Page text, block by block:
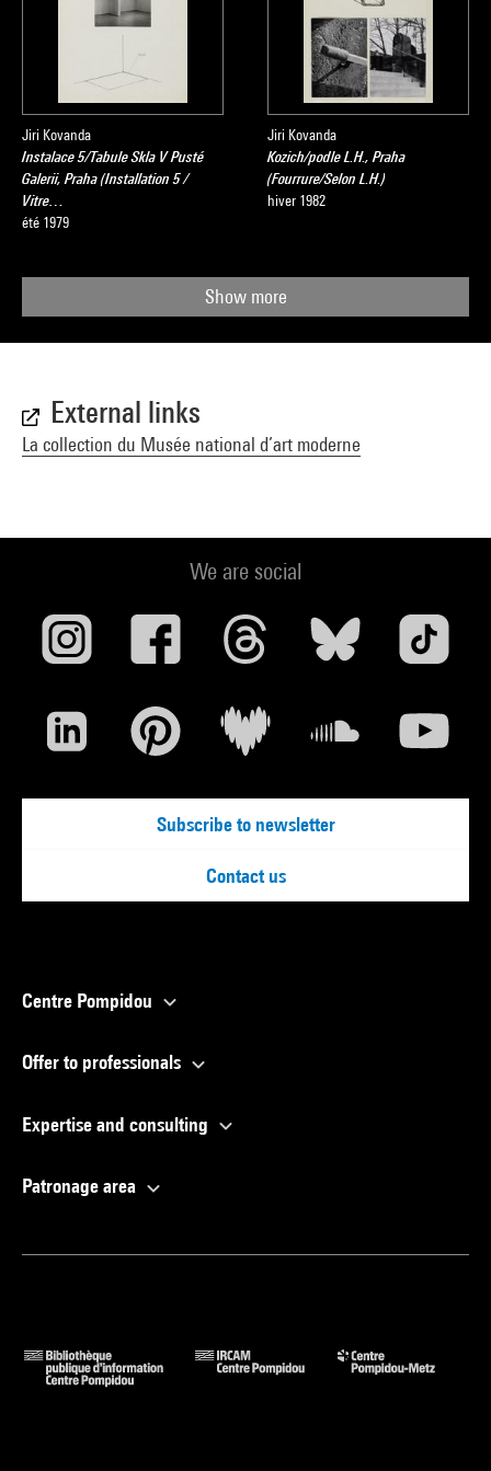
Jiri Kovanda
Instalace 5/Tabule Skla V Pusté
Galerii, Praha (Installation 5 /
Vitre…
été 1979
Jiri Kovanda
Kozich/podle L.H., Praha
(Fourrure/Selon L.H.)
hiver 1982
Show more
External links
La collection du Musée national d’art moderne
We are social
Subscribe to newsletter
Contact us
Centre Pompidou
Offer to professionals
Expertise and consulting
Patronage area